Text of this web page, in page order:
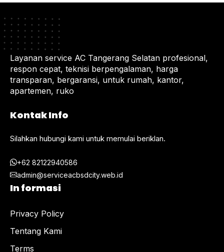
Layanan service AC Tangerang Selatan profesional,
respon cepat, teknisi berpengalaman, harga
transparan, bergaransi, untuk rumah, kantor,
apartemen, ruko
Kontak Info
Silahkan hubungi kami untuk memulai beriklan.
+62 82122940586
admin@serviceacbsdcity.web.id
In formasi
Privacy Policy
Tentang Kami
Terms